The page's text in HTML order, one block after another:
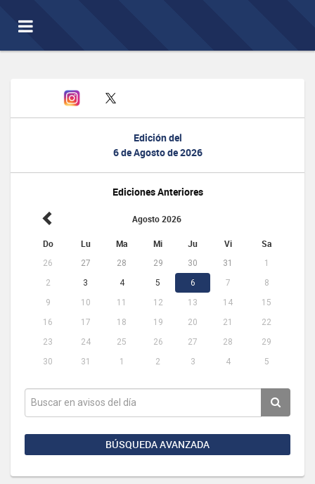
Toggle
navigation
Edición del
6 de Agosto de 2026
Ediciones Anteriores
Agosto 2026
Do Lu Ma Mi Ju Vi Sa
26 27 28 29 30 31
1
2
3 4 5 6 7
8
9
10 11 12 13 14
15
16
17 18 19 20 21
22
23
24 25 26 27 28
29
30
31 1 2 3 4 5
BÚSQUEDA AVANZADA